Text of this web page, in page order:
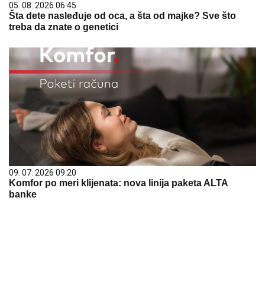
05. 08. 2026 06:45
Šta dete nasleđuje od oca, a šta od majke? Sve što
treba da znate o genetici
09. 07. 2026 09:20
Komfor po meri klijenata: nova linija paketa ALTA
banke